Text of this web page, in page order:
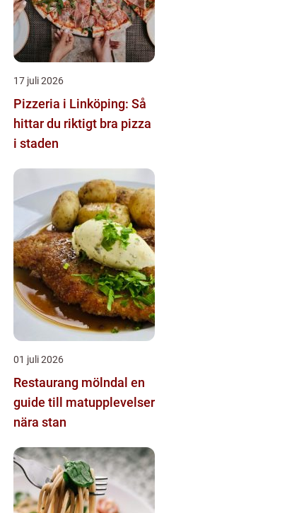
17 juli 2026
Pizzeria i Linköping: Så
hittar du riktigt bra pizza
i staden
01 juli 2026
Restaurang mölndal en
guide till matupplevelser
nära stan